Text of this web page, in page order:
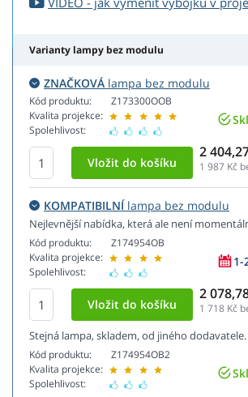
Varianty lampy bez modulu
ZNAČKOVÁ lampa bez modulu
Kód produktu:
Kvalita projekce:
Spolehlivost:
Z173300OOB
2
1 987 Kč
KOMPATIBILNÍlampa bez modulu
Nejlevnější nabídka, která ale není
Kód produktu:
Kvalita projekce:
Spolehlivost:
Z174954OB
1-
2
1 718 Kč
Stejná lampa, skladem, od jiného dodavatele.
Kód produktu:
Kvalita projekce:
Spolehlivost:
Z174954OB2